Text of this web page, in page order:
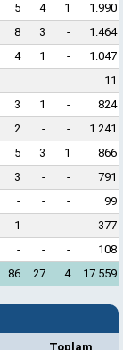
5 4 1
1.990
8 3 -
1.464
4 1 -
1.047
- - -
11
3 1 -
824
2 - -
1.241
5 3 1
866
3 - -
791
- - -
99
1 - -
377
- - -
108
86 27 4 17.559
Toplam